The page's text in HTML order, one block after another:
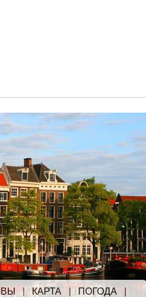
| КАРТА ПОГОДА